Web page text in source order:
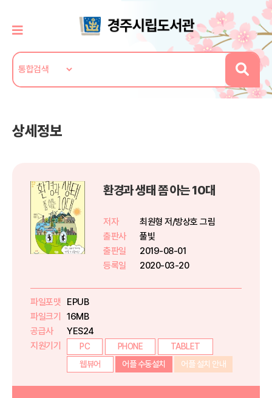
상세정보
환경과 생태 쫌 아는 10대
저자
최원형 저/방상호 그림
출판사
풀빛
출판일
2019-08-01
등록일
2020-03-20
파일포맷
EPUB
파일크기
16MB
공급사
YES24
지원기기
PC PHONE
TABLET
웹뷰어
어플 수동설치 어플 설치 안내